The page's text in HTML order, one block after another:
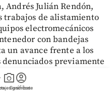
photo_camera
gráficos
account_circle
Suscríbete
Andrés Julián Rendón,
trabajos de alistamiento
electromecánicos
con bandejas
un avance frente a los
previamente